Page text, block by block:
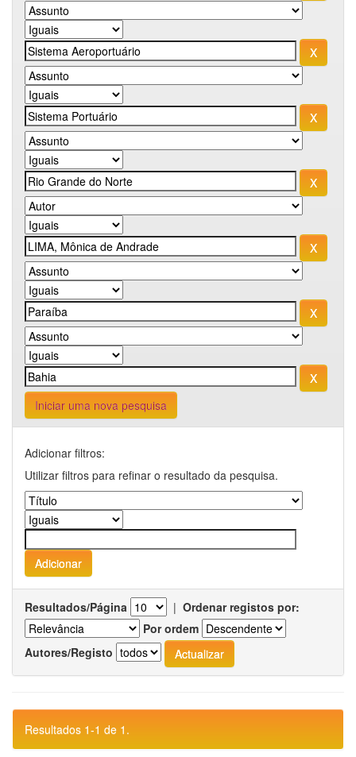
Iniciar uma nova pesquisa
Adicionar filtros:
Utilizar filtros para refinar o resultado da pesquisa.
Resultados/Página | Ordenar registos por:
Por ordem
Autores/Registo
Resultados 1-1 de 1.